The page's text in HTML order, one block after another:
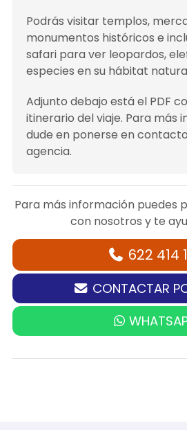
Para más información puedes
con nosotros y te
622 414
CONTACTAR
Podrás visitar templos,
monumentos históricos e
safari para ver leopardos,
especies en su hábitat
Adjunto debajo está el PDF
itinerario del viaje. Para más
dude en ponerse en
agencia.